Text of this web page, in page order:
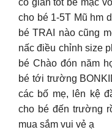
cho bé 1-5T Mũ hm
bé TRAI nào cũng
nấc điều chỉnh size
bé Chào đón năm
bé tới trường
các bố mẹ, lên kệ
cho bé đến trường
mua sắm vui vẻ ạ